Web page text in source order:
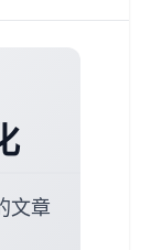
文章